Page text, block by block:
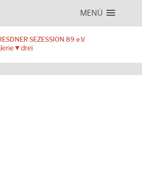
MENÜ
SEZESSION 89 e.V.